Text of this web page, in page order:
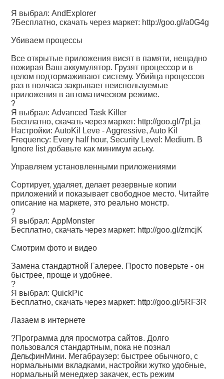
Я выбрал: АndExplorer
?Бесплатно, скачать через маркет: http://goo.gl/a0G4g
Убиваем процессы
Все открытые приложения висят в памяти, нещадно
пожирая Ваш аккумулятор. Грузят процессор и в
целом подтормаживают систему. Убийца процессов
раз в полчаса закрывает неиспользуемые
приложения в автоматическом режиме.
?
Я выбрал: Advanced Task Killer
Бесплатно, скачать через маркет: http://goo.gl/7pLja
Настройки: AutoKil Leve - Aggressive, Auto Kil
Frequency: Every half hour, Security Level: Medium. В
Ignore list добавьте как минимум аську.
Управляем установленными приложениями
Сортирует, удаляет, делает резервные копии
приложений и показывает свободное место. Читайте
описание на маркете, это реально монстр.
?
Я выбрал: AppMonster
Бесплатно, скачать через маркет: http://goo.gl/zmcjK
Смотрим фото и видео
Замена стандартной Галерее. Просто поверьте - он
быстрее, проще и удобнее.
?
Я выбрал: QuickPic
Бесплатно, скачать через маркет: http://goo.gl/5RF3R
Лазаем в интернете
?Программа для просмотра сайтов. Долго
пользовался стандартным, пока не познал
ДельфинМини. Мегабраузер: быстрее обычного, с
нормальными вкладками, настройки жутко удобные,
нормальный менеджер закачек, есть режим